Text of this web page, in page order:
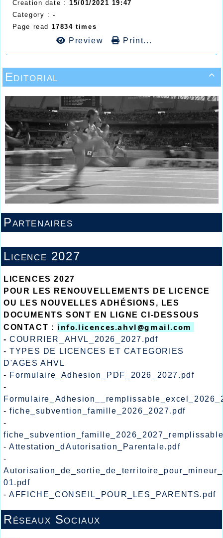
Partenaires
Licence 2027
LICENCES 2027
POUR LES RENOUVELLEMENTS DE LICENCE
OU LES NOUVELLES ADHÉSIONS, LES
DOCUMENTS SONT EN LIGNE CI-DESSOUS
CONTACT : info.licences.ahvl@gmail.com
-COURRIER_AHVL_2026_2027.pdf
-TYPES DE LICENCES ET CATEGORIES
D'AGES AHVL
- Formulaire_Adhesion_PDF_2026_2027.pdf
-
-fiche_subvention_famille_2026_2027.pdf
-
-Attestation_dAutorisation_Parentale.pdf
-
01.pdf
-AFFICHE_CONSEIL_POUR_LES_PARENTS.pdf
Réseaux Sociaux
Creation date :15/01/2021 19:47
Category :-
Page read 17834 times
Preview Print...

Editorial